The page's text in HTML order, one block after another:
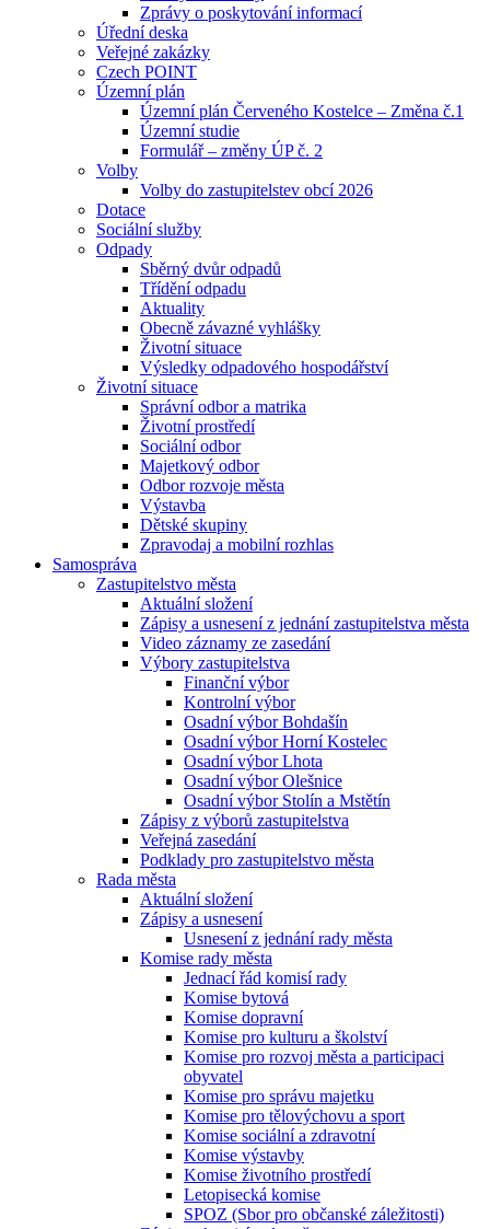
Zprávy o poskytování informací
Úřední deska
Veřejné zakázky
Czech POINT
Územní plán
Územní plán Červeného Kostelce – Změna č.1
Územní studie
Formulář – změny ÚP č. 2
Volby
Volby do zastupitelstev obcí 2026
Dotace
Sociální služby
Odpady
Sběrný dvůr odpadů
Třídění odpadu
Aktuality
Obecně závazné vyhlášky
Životní situace
Výsledky odpadového hospodářství
Životní situace
Správní odbor a matrika
Životní prostředí
Sociální odbor
Majetkový odbor
Odbor rozvoje města
Výstavba
Dětské skupiny
Zpravodaj a mobilní rozhlas
Samospráva
Zastupitelstvo města
Aktuální složení
Zápisy a usnesení z jednání zastupitelstva města
Video záznamy ze zasedání
Výbory zastupitelstva
Finanční výbor
Kontrolní výbor
Osadní výbor Bohdašín
Osadní výbor Horní Kostelec
Osadní výbor Lhota
Osadní výbor Olešnice
Osadní výbor Stolín a Mstětín
Zápisy z výborů zastupitelstva
Veřejná zasedání
Podklady pro zastupitelstvo města
Rada města
Aktuální složení
Zápisy a usnesení
Usnesení z jednání rady města
Komise rady města
Jednací řád komisí rady
Komise bytová
Komise dopravní
Komise pro kulturu a školství
Komise pro rozvoj města a participaci
obyvatel
Komise pro správu majetku
Komise pro tělovýchovu a sport
Komise sociální a zdravotní
Komise výstavby
Komise životního prostředí
Letopisecká komise
SPOZ (Sbor pro občanské záležitosti)